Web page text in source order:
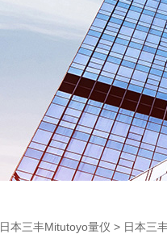
日本三丰Mitutoyo量仪 > 日本三